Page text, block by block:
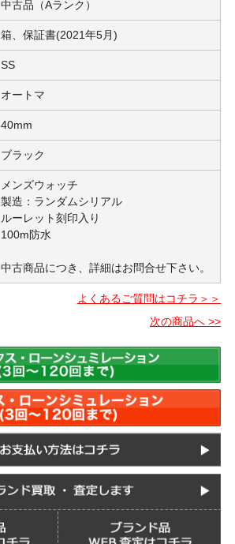
中古品（Aランク）
箱、保証書(2021年5月)
SS
オートマ
40mm
ブラック
メンズウォッチ
製造：ランダムシリアル
ルーレット刻印入り
100m防水
中古商品につき、詳細はお問合せ下さい。
よくあるご質問はコチラ＞＞
次の商品へ >>